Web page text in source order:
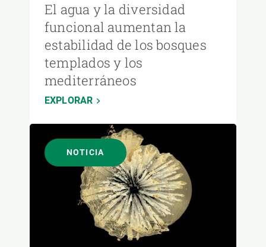
El agua y la diversidad
funcional aumentan la
estabilidad de los bosques
templados y los
mediterráneos
EXPLORAR
NOTICIA